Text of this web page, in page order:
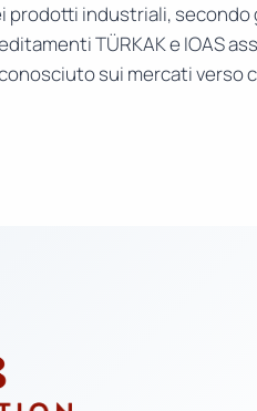
prodotti industriali, secondo
TÜRKAK e IOAS
sui mercati verso